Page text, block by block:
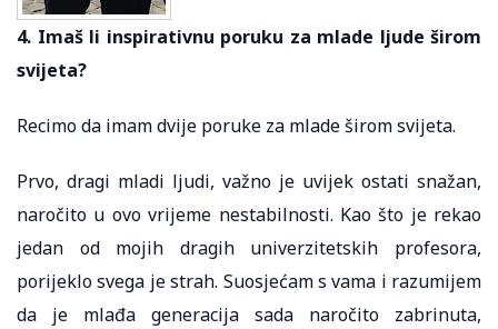
4. Imaš li inspirativnu poruku za mlade ljude širom
svijeta?
Recimo da imam dvije poruke za mlade širom svijeta.
Prvo, dragi mladi ljudi, važno je uvijek ostati snažan,
naročito u ovo vrijeme nestabilnosti. Kao što je rekao
jedan od mojih dragih univerzitetskih profesora,
porijeklo svega je strah. Suosjećam s vama i razumijem
da je mlađa generacija sada naročito zabrinuta,